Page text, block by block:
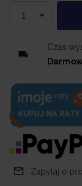
Czas
Zapytaj o